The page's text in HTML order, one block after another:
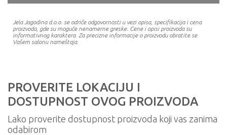
Jela Jagodina d.o.o. se odriče odgovornosti u vezi opisa, specifikacija i cena
proizvoda, gde su moguće nenamerne greske. Cene i opisi proizvoda su
informativnog karaktera. Za precizne informacije o proizvodu obratite se
Vašem salonu nameštaja.
PROVERITE LOKACIJU I
DOSTUPNOST OVOG PROIZVODA
Lako proverite dostupnost proizvoda koji vas zanima
odabirom